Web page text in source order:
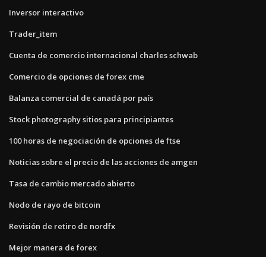
Inversor interactivo
Trader_item
Cuenta de comercio internacional charles schwab
Comercio de opciones de forex cme
Balanza comercial de canadá por país
Stock photography sitios para principiantes
100 horas de negociación de opciones de ftse
Noticias sobre el precio de las acciones de amgen
Tasa de cambio mercado abierto
Nodo de rayo de bitcoin
Revisión de retiro de nordfx
Mejor manera de forex